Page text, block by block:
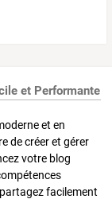
et Performante
et en
de créer et gérer
votre blog
facilement